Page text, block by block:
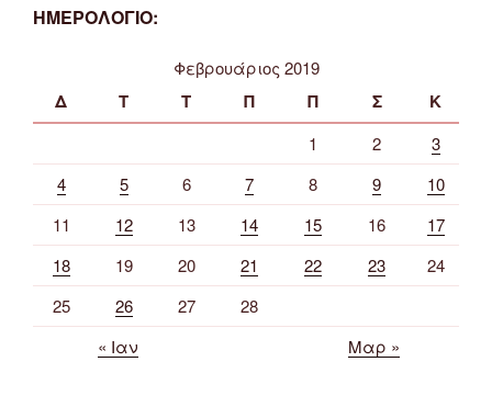
ΗΜΕΡΟΛΟΓΙΟ:
Φεβρουάριος 2019
Δ Τ Τ Π Π Σ Κ
1 2
3
4
5 6 7 8 9
10
11
12 13 14 15 16
17
18
19 20 21 22 23
24
25
26 27
28
« Ιαν
Μαρ »